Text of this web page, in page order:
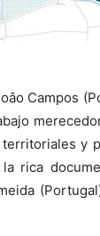
Campos
y
rica